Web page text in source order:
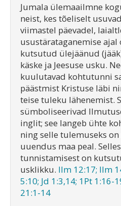
Jumala ülemaailmne
neist, kes tõeliselt
viimastel päevadel,
usustärataganemise ajal
kutsutud ülejäänud
käske ja Jeesuse usku.
kuulutavad kohtutunni
päästmist Kristuse läbi
teise tuleku lähenemist.
sümboliseerivad
inglit; see langeb ühte
ning selle tulemuseks
uuendus maa peal.
tunnistamisest on
usklikku. Ilm 12:17; Ilm
5:10; Jd 1:3,14; 1Pt 1:16-
21:1-14